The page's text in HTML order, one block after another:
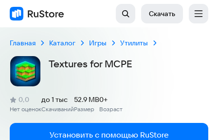
Скачать
Главная Каталог Игры Утилиты
Textures for MCPE
Рейтинг:
0,0
(
Нет оценок
)
Скачиваний
до 1 тыс
Размер
52.9 MB
Возраст
0+
Установить с помощью RuStore